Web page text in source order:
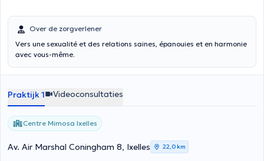
Over de zorgverlener
Vers une sexualité et des relations saines, épanouies et en harmonie
avec vous-même.
Praktijk 1 Videoconsultaties
Centre Mimosa Ixelles
Av. Air Marshal Coningham 8, Ixelles 22,0 km